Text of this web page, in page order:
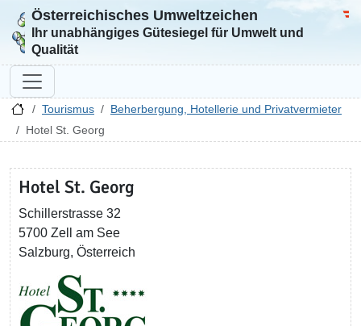
Zur Startseite
Österreichisches Umweltzeichen
Ihr unabhängiges Gütesiegel für Umwelt und
Qualität
Tourismus
Beherbergung, Hotellerie und Privatvermieter
Hotel St. Georg
Hotel St. Georg
Schillerstrasse 32
5700 Zell am See
Salzburg, Österreich